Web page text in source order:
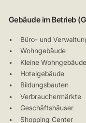
Gebäude im Betrieb
Büro- und
Wohngebäude
Kleine
Hotelgebäude
Bildungsbauten
Verbrauchermärkte
Geschäftshäuser
Shopping Center